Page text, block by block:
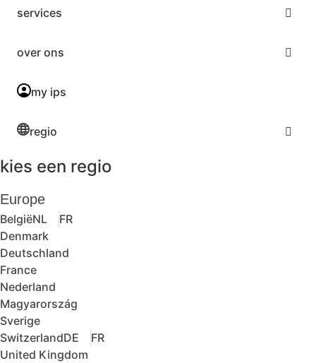
services
over ons
my ips
regio
kies een regio
Europe
BelgiëNL
FR
Denmark
Deutschland
France
Nederland
Magyarország
Sverige
SwitzerlandDE
FR
United Kingdom